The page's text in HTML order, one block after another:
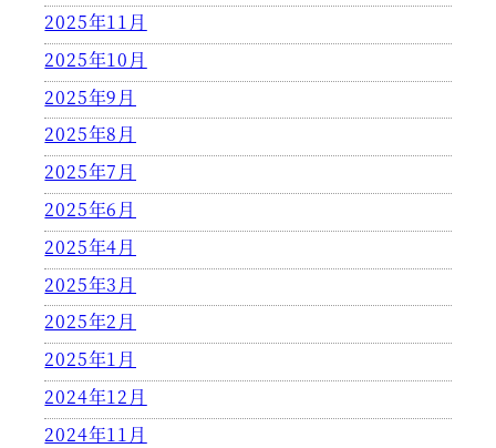
2025年11月
2025年10月
2025年9月
2025年8月
2025年7月
2025年6月
2025年4月
2025年3月
2025年2月
2025年1月
2024年12月
2024年11月